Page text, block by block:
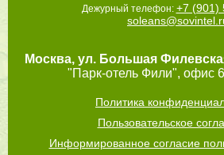
Дежурный телефон: +7 (901)
Москва, ул. Большая
"Парк-отель Фили", офис
Политика
Пользовательское
Информированное согласие